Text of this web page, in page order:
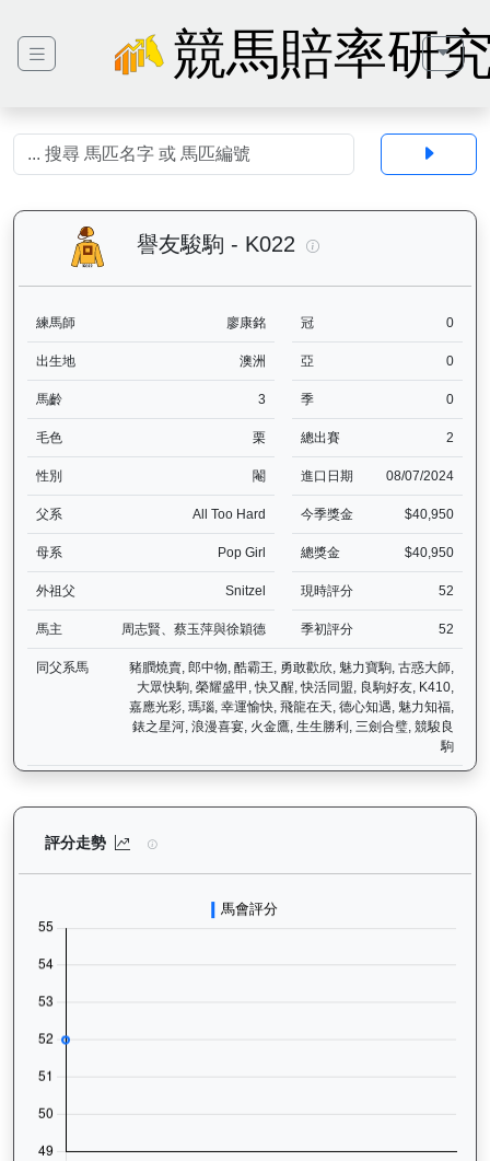
競馬賠率研
譽友駿駒 - K022
練馬師 廖康銘 冠 0
出生地 澳洲 亞 0
馬齡 3 季 0
毛色 栗 總出賽 2
性別 閹 進口日期 08/07/2024
父系 All Too Hard 今季獎金 $40,950
母系 Pop Girl 總獎金 $40,950
外祖父 Snitzel 現時評分 52
馬主 周志賢、蔡玉萍與徐穎德 季初評分 52
同父系馬
豬膶燒賣, 郎中物, 酷霸王, 勇敢歡欣, 魅力寶駒, 古惑大師,
大眾快駒, 榮耀盛甲, 快又醒, 快活同盟, 良駒好友, K410,
嘉應光彩, 瑪瑙, 幸運愉快, 飛龍在天, 德心知遇, 魅力知福,
錶之星河, 浪漫喜宴, 火金鷹, 生生勝利, 三劍合璧, 競駿良
駒
評分走勢 譽友駿駒（K022）— 評分走勢圖表：追蹤香